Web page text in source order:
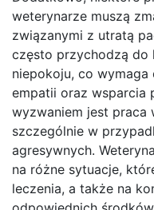
weterynarze muszą
związanymi z utratą
często przychodzą do
niepokoju, co
empatii oraz wsparcia
wyzwaniem jest praca
szczególnie w
agresywnych.
na różne sytuacje,
leczenia, a także na